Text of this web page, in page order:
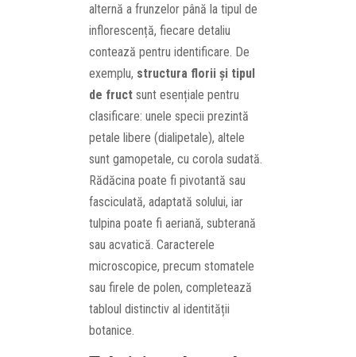
alternă a frunzelor până la tipul de
inflorescență, fiecare detaliu
contează pentru identificare. De
exemplu, structura florii și tipul
de fruct sunt esențiale pentru
clasificare: unele specii prezintă
petale libere (dialipetale), altele
sunt gamopetale, cu corola sudată.
Rădăcina poate fi pivotantă sau
fasciculată, adaptată solului, iar
tulpina poate fi aeriană, subterană
sau acvatică. Caracterele
microscopice, precum stomatele
sau firele de polen, completează
tabloul distinctiv al identității
botanice.